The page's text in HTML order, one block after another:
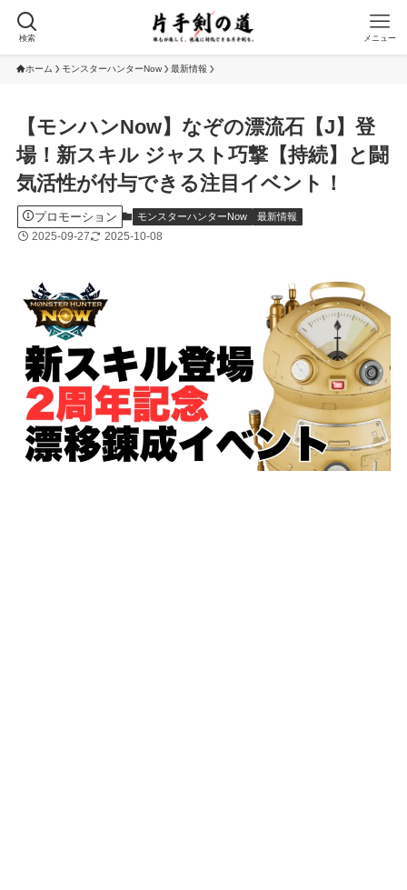
検索 メニュー
ホーム モンスターハンターNow 最新情報
【モンハンNow】なぞの漂流石【J】登
場！新スキル ジャスト巧撃【持続】と闘
気活性が付与できる注目イベント！
プロモーション モンスターハンターNow 最新情報
2025-09-27 2025-10-08